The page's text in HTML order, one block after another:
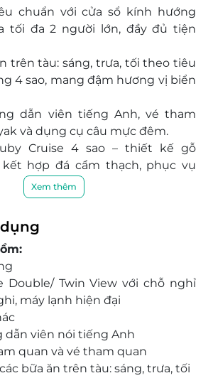
chuẩn với cửa sổ kính hướng
tối đa 2 người lớn, đầy đủ tiện
trên tàu: sáng, trưa, tối theo tiêu
4 sao, mang đậm hương vị biển
dẫn viên tiếng Anh, vé tham
và dụng cụ câu mực đêm.
Cruise 4 sao – thiết kế gỗ
hợp đá cẩm thạch, phục vụ
khí riêng tư.
phá Vịnh Hạ Long: đảo Titop,
Hang Luồn, tiệc trà chiều và lớp
hảo trên sundeck với Sunset
thức cảnh hoàng hôn diễm lệ
hồi từ Hà Nội, hỗ trợ check-in tại
Wi-Fi miễn phí.
để nhận ưu đãi độc quyền,
cho kỳ nghỉ cuối tuần sắp tới!
Xem thêm
Double/ Twin View với chỗ nghỉ
máy lạnh hiện đại
dẫn viên nói tiếng Anh
quan và vé tham quan
bữa ăn trên tàu: sáng, trưa, tối